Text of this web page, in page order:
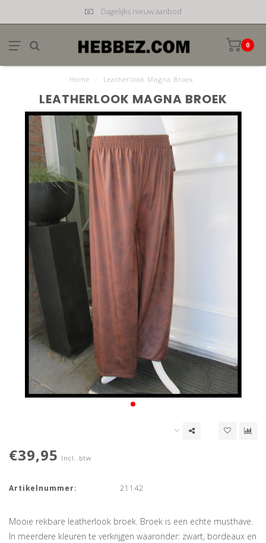
Dagelijks nieuw aanbod
0
Home Leatherlook Magna Broek
LEATHERLOOK MAGNA BROEK
€39,95 Incl. btw
Artikelnummer: 21142
Mooie rekbare leatherlook broek. Broek is een echte musthave.
In meerdere kleuren te verkrijgen waaronder: zwart, bordeaux en